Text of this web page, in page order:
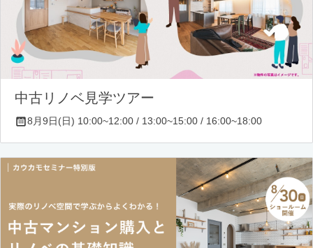
中古リノベ見学ツアー
8月9日(日) 10:00~12:00 / 13:00~15:00 / 16:00~18:00